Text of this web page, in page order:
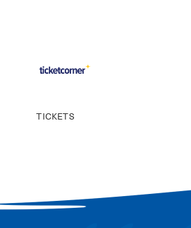
TICKETS